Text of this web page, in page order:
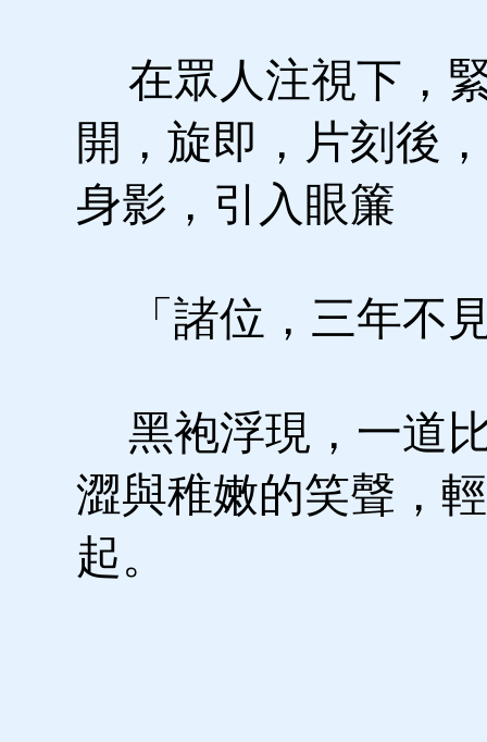
在眾人注視下，
開，旋即，片刻後
身影，引入眼簾
「諸位，三年不
黑袍浮現，一道
澀與稚嫩的笑聲，
起。